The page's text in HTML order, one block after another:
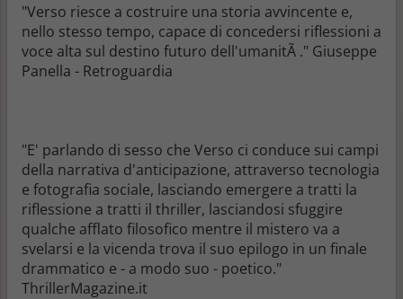
"Verso riesce a costruire una storia avvincente e,
nello stesso tempo, capace di concedersi riflessioni a
voce alta sul destino futuro dell'umanitÃ ." Giuseppe
Panella - Retroguardia
"E' parlando di sesso che Verso ci conduce sui campi
della narrativa d'anticipazione, attraverso tecnologia
e fotografia sociale, lasciando emergere a tratti la
riflessione a tratti il thriller, lasciandosi sfuggire
qualche afflato filosofico mentre il mistero va a
svelarsi e la vicenda trova il suo epilogo in un finale
drammatico e - a modo suo - poetico."
ThrillerMagazine.it